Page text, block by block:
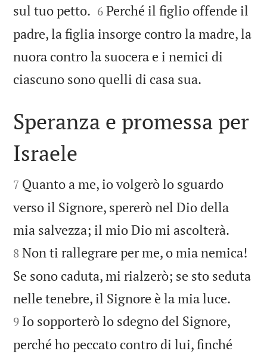
sul tuo petto. 

6 Perché il figlio offende il
padre, la figlia insorge contro la madre, la
nuora contro la suocera e i nemici di
ciascuno sono quelli di casa sua.

Speranza e promessa per
Israele

7 Quanto a me, io volgerò lo sguardo
verso il Signore, spererò nel Dio della
mia salvezza; il mio Dio mi ascolterà.
8 Non ti rallegrare per me, o mia nemica!
Se sono caduta, mi rialzerò; se sto seduta
nelle tenebre, il Signore è la mia luce.
9 Io sopporterò lo sdegno del Signore,
perché ho peccato contro di lui, finché